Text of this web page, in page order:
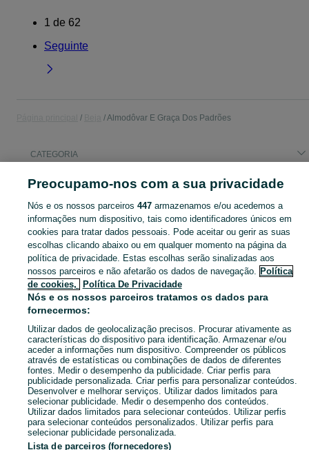
1 de 62
Seguinte
Almodôvar E Graça Dos Padrões
CATEGORIA
Pesquisas populares
arrendamento galaxy watch ultra arrenda t1
Descubra os anúncios classificados gratuitos em Almodôvar E Graça Dos Padrões no OLX Portugal. Desde empregos a serviços e produtos, encontre tudo o que precisa localmente. Mostrar
Mapa do site
Mapa das freguesias
Mapa de mini-sites
Pesquisas populares
Preocupamo-nos com a sua privacidade
Nós e os nossos parceiros 447armazenamos e/ou acedemos a
informações num dispositivo, tais como identificadores únicos em
cookies para tratar dados pessoais. Pode aceitar ou gerir as suas
escolhas clicando abaixo ou em qualquer momento na página da
política de privacidade. Estas escolhas serão sinalizadas aos
nossos parceiros e não afetarão os dados de navegação. Política
de cookies,
Política De Privacidade
Nós e os nossos parceiros tratamos os dados para
fornecermos:
Utilizar dados de geolocalização precisos. Procurar ativamente as
características do dispositivo para identificação. Armazenar e/ou
aceder a informações num dispositivo. Compreender os públicos
através de estatísticas ou combinações de dados de diferentes
fontes. Medir o desempenho da publicidade. Criar perfis para
publicidade personalizada. Criar perfis para personalizar conteúdos.
Desenvolver e melhorar serviços. Utilizar dados limitados para
selecionar publicidade. Medir o desempenho dos conteúdos.
Utilizar dados limitados para selecionar conteúdos. Utilizar perfis
para selecionar conteúdos personalizados. Utilizar perfis para
selecionar publicidade personalizada.
Lista de parceiros (fornecedores)